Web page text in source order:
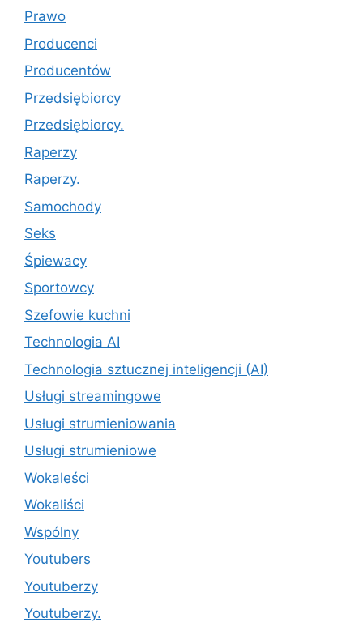
Prawo
Producenci
Producentów
Przedsiębiorcy
Przedsiębiorcy.
Raperzy
Raperzy.
Samochody
Seks
Śpiewacy
Sportowcy
Szefowie kuchni
Technologia AI
Technologia sztucznej inteligencji (AI)
Usługi streamingowe
Usługi strumieniowania
Usługi strumieniowe
Wokaleści
Wokaliści
Wspólny
Youtubers
Youtuberzy
Youtuberzy.